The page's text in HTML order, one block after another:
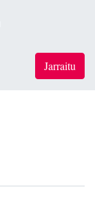
Jarraitu